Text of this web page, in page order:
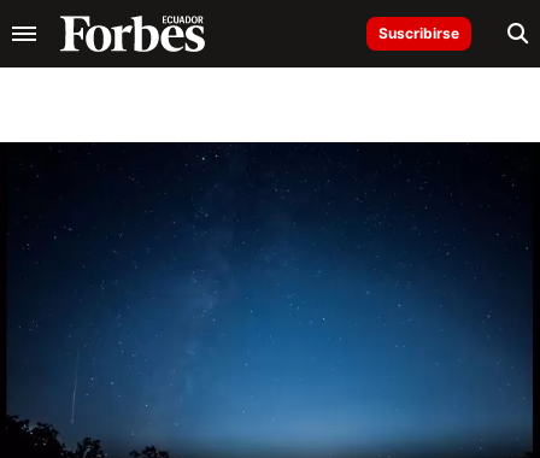
Suscribirse